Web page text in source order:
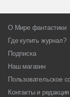
О Мире фантастики
Где купить журнал?
Подписка
Наш магазин
Пользовательское
Контакты и редакция